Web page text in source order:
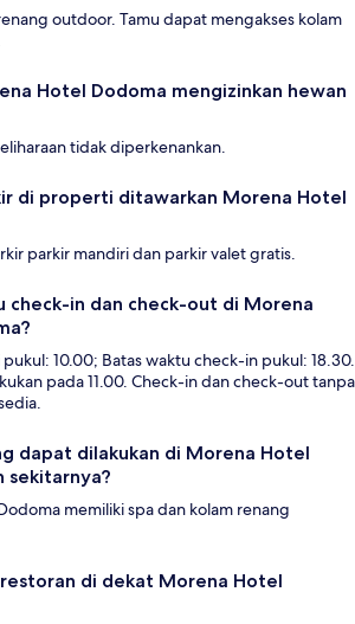
outdoor. Tamu dapat mengakses kolam
Hotel Dodoma mengizinkan hewan
tidak diperkenankan.
di properti ditawarkan Morena Hotel
parkir mandiri dan parkir valet gratis.
check-in dan check-out di Morena
10.00; Batas waktu check-in pukul: 18.30.
pada 11.00. Check-in dan check-out tanpa
dapat dilakukan di Morena Hotel
sekitarnya?
memiliki spa dan kolam renang
di dekat Morena Hotel